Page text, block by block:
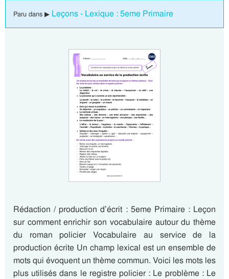
Paru dans ▶ Leçons - Lexique : 5eme Primaire
Rédaction / production d’écrit : 5eme Primaire : Leçon
sur comment enrichir son vocabulaire autour du thème
du roman policier Vocabulaire au service de la
production écrite Un champ lexical est un ensemble de
mots qui évoquent un thème commun. Voici les mots les
plus utilisés dans le registre policier : Le problème : Le